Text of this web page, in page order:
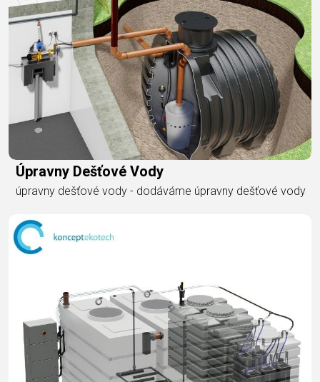
Úpravny Dešťové Vody
úpravny dešťové vody - dodáváme úpravny dešťové vody